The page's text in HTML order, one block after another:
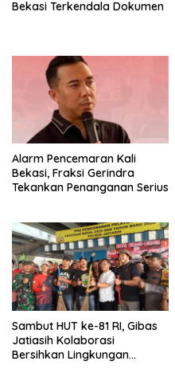
Bekasi Terkendala Dokumen
Alarm Pencemaran Kali
Bekasi, Fraksi Gerindra
Tekankan Penanganan Serius
Sambut HUT ke-81 RI, Gibas
Jatiasih Kolaborasi
Bersihkan Lingkungan